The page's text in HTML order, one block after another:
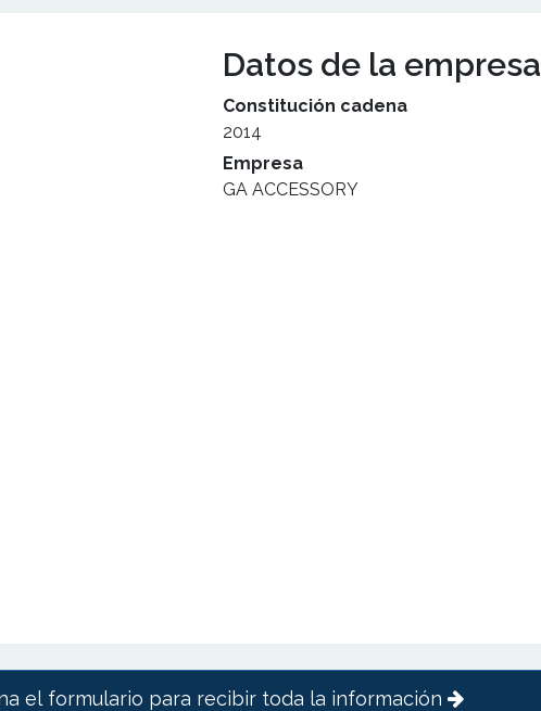
Datos de la empresa
Constitución cadena
2014
Empresa
GA ACCESSORY
el formulario para recibir toda la información